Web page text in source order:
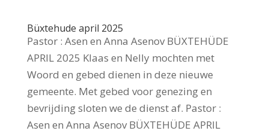
Büxtehude april 2025
Pastor : Asen en Anna Asenov BÜXTEHÜDE
APRIL 2025 Klaas en Nelly mochten met
Woord en gebed dienen in deze nieuwe
gemeente. Met gebed voor genezing en
bevrijding sloten we de dienst af. Pastor :
Asen en Anna Asenov BÜXTEHÜDE APRIL